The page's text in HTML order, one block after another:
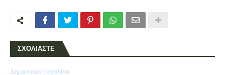
ΣΧΟΛΙΑΣΤΕ
Δημοσίευση σχολίου